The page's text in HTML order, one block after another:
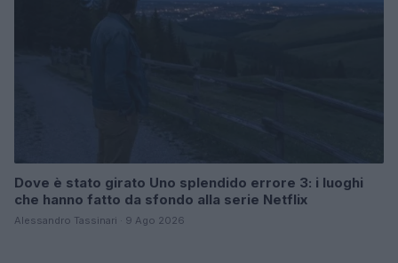
Dove è stato girato Uno splendido errore 3: i luoghi
che hanno fatto da sfondo alla serie Netflix
Alessandro Tassinari · 9 Ago 2026